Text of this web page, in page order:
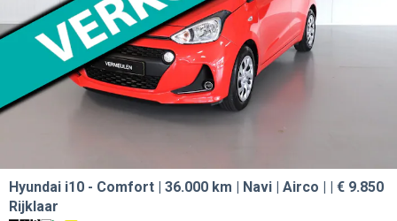
Hyundai i10
Comfort | 36.000 km | Navi | Airco | | € 9.850
Rijklaar